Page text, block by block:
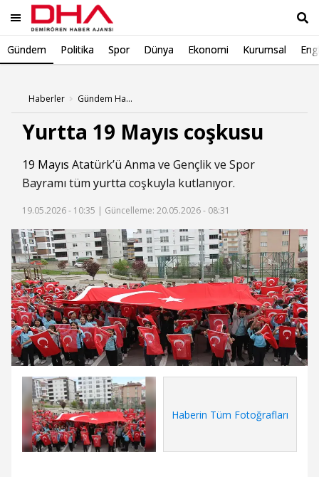
Gündem Politika Spor Dünya Ekonomi Kurumsal
Haberler Gündem Haberleri
Yurtta 19 Mayıs coşkusu
19 Mayıs Atatürk’ü Anma ve Gençlik ve Spor
Bayramı tüm yurtta coşkuyla kutlanıyor.
19.05.2026 - 10:35 | Güncelleme: 20.05.2026 - 08:31
Haberin Tüm Fotoğrafları